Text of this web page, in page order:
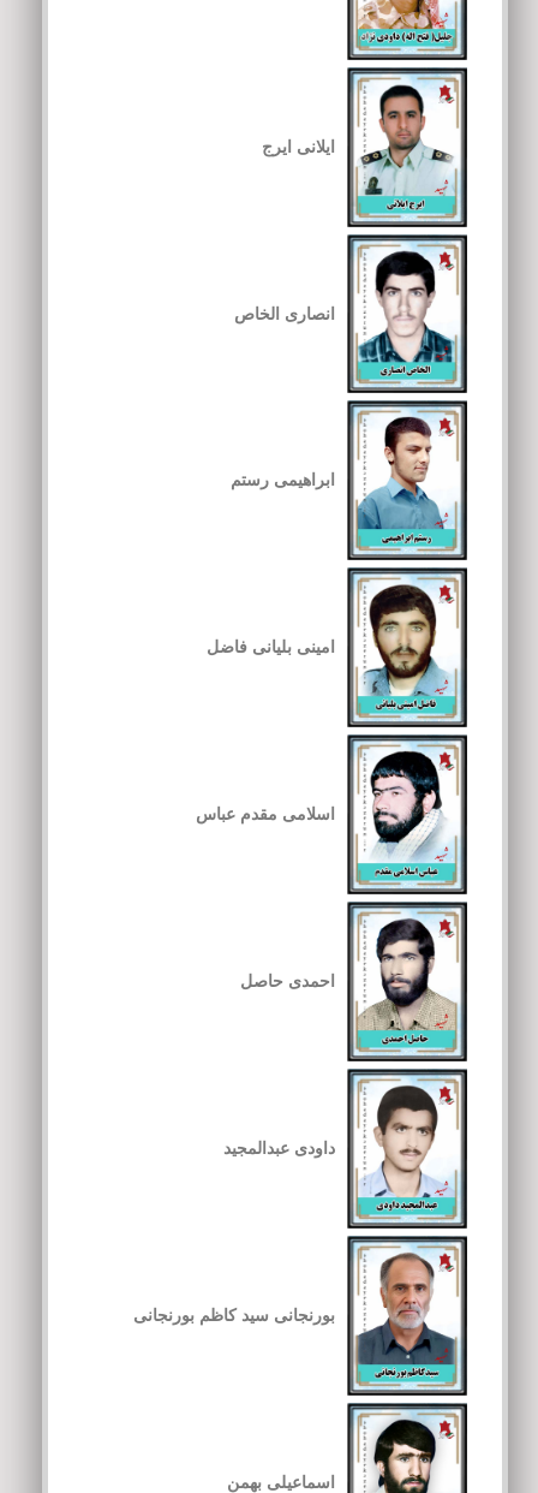
ایلانی ایرج
انصاری الخاص
ابراهیمی رستم
امینی بلیانی فاضل
اسلامی مقدم عباس
احمدی حاصل
داودی عبدالمجید
بورنجانی سید کاظم بورنجانی
اسماعیلی بهمن